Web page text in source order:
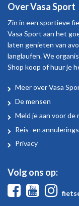
Over Vasa Sport
Zin in een sportieve
Vasa Sport aan het
laten genieten van
langlaufen. We
Shop koop of huur je
Over
Vasa
Sport
Meer over Vasa
De mensen
Meld je aan voor de
Reis- en
Privacy
Volg ons op:
FacebookYoutube